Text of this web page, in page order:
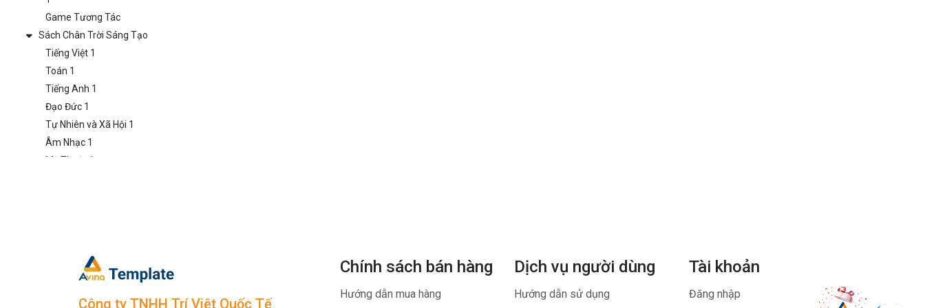
Game Tương Tác
Sách Chân Trời Sáng Tạo
Tiếng Việt 1
Toán 1
Tiếng Anh 1
Đạo Đức 1
Tự Nhiên và Xã Hội 1
Âm Nhạc 1
Mỹ Thuật 1
Tiếng Việt 2
Tiếng Anh 2Công ty TNHH Trí Việt Quốc Tế
Chính sách bán hàng
Hướng dẫn mua hàng
Dịch vụ người dùng
Hướng dẫn sử dụng
Tài khoản
Đăng nhập